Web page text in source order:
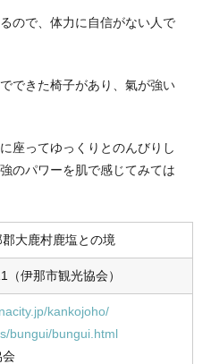
ので、体力に自信がない人で
できた椅子があり、氣が強い
座ってゆっくりとのんびりし
のパワーを肌で感じてみては
大鹿村鹿塩との境
伊那市観光協会）
kankojoho/
bungui/bungui.html
会